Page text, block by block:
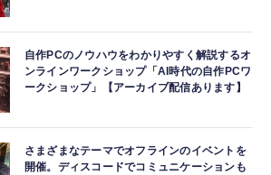
自作PCのノウハウをわかりやすく解説するオ
ンラインワークショップ「AI時代の自作PCワ
ークショップ」【アーカイブ配信あります】
さまざまなテーマでオフラインのイベントを
開催。ディスコードでコミュニケーションも